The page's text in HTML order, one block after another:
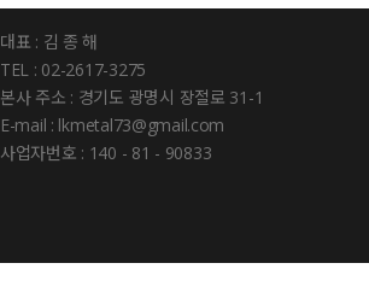
대표 : 김 종 해
TEL : 02-2617-3275
본사 주소 : 경기도 광명시 장절로 31-1
E-mail : lkmetal73@gmail.com
사업자번호 : 140 - 81 - 90833